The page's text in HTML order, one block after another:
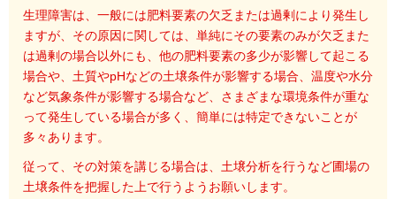
生理障害は、一般には肥料要素の欠乏または過剰により発生し
ますが、その原因に関しては、単純にその要素のみが欠乏また
は過剰の場合以外にも、他の肥料要素の多少が影響して起こる
場合や、土質やpHなどの土壌条件が影響する場合、温度や水分
など気象条件が影響する場合など、さまざまな環境条件が重な
って発生している場合が多く、簡単には特定できないことが
多々あります。
従って、その対策を講じる場合は、土壌分析を行うなど圃場の
土壌条件を把握した上で行うようお願いします。